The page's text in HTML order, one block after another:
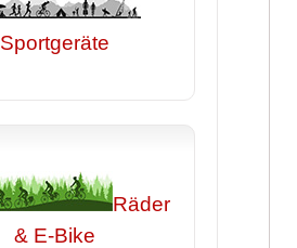
Sportgeräte
Räder
& E-Bike